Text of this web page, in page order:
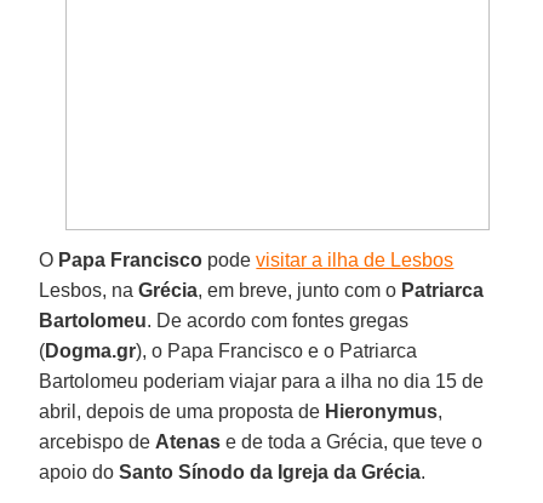
O Papa Francisco podevisitar a ilha de Lesbos
Lesbos, naGrécia, em breve, junto com o Patriarca
Bartolomeu. De acordo com fontes gregas
(Dogma.gr), o Papa Francisco e o Patriarca
Bartolomeu poderiam viajar para a ilha no dia 15 de
abril, depois de uma proposta de Hieronymus,
arcebispo de Atenas e de toda a Grécia, que teve o
apoio doSanto Sínodo da Igreja da Grécia.